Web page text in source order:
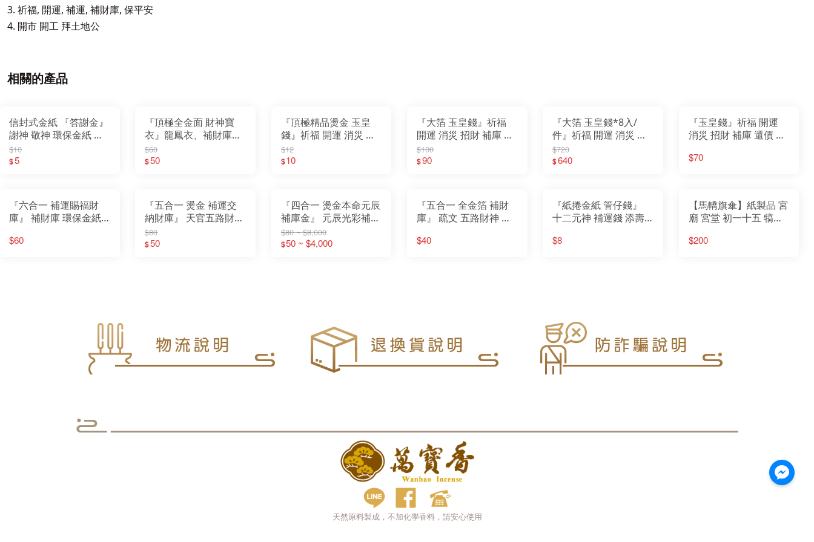
3. 祈福, 開運, 補運, 補財庫, 保平安
4. 開市 開工 拜土地公
相關的產品
信封式金紙 『答謝金』
謝神 敬神 環保金紙 初
一 十五敬神 消災解厄
祈福
$10
$5
『頂極全金面 財神寶
衣』龍鳳衣、補財庫、
開運、求財、祈福
$60
$50
『頂極精品燙金 玉皇
錢』祈福 開運 消災 招
財 補庫 還債 天赦日 赦
罪 天赦金 三官 玉帝
$12
$10
『大箔 玉皇錢』祈福
開運 消災 招財 補庫 還
債 天赦日 赦罪 天赦金
三官 玉帝
$100
$90
『大箔 玉皇錢*8入/
件』祈福 開運 消災 招
財 補庫 還債 天赦日 赦
罪 天赦金 三官 玉帝
$720
$640
『玉皇錢』祈福 開運
消災 招財 補庫 還債 天
玉帝
$70
『六合一 補運賜福財
庫』 補財庫 環保金紙
錢 水錢
$60
『五合一 燙金 補運交
納財庫』 天官五路財神
金 福德正神金 五行通
寶財庫金 長壽生 補運
$80
$50
『四合一 燙金本命元辰
補庫金』 元辰光彩補庫
金 本命元辰 壽生錢補
運金 拜拜金紙
$80 ~ $8,000
$50 ~ $4,000
『五合一 全金箔 補財
庫』 疏文 五路財神 偏
補運錢 補財庫 偏財運
$40
『紙捲金紙 管仔錢』
十二元神 補運錢 添壽
花仔錢 初一十五 初二
$8
【馬轎旗傘】紙製品 宮
廟 宮堂 初一十五 犒軍
$200
天然原料製成，不加化學香料，請安心使用